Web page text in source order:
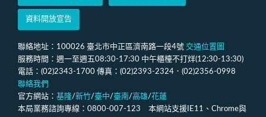
資料開放宣告
聯絡地址：100026 臺北市中正區濟南路一段4號 交通位置圖
服務時間：週一至週五08:30-17:30 中午櫃檯不打烊(12:30-13:30)
電話：(02)2343-1700 傳真：(02)2393-2324．(02)2356-0998
聯絡我們
官方網站： 基隆/新竹/臺中/臺南/高雄/花蓮
本局業務諮詢專線：0800-007-123 本網站支援IE11、Chrome與